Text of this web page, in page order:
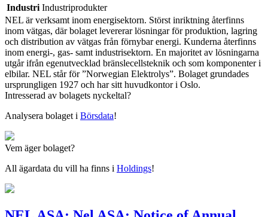
Industri Industriprodukter
NEL är verksamt inom energisektorn. Störst inriktning återfinns
inom vätgas, där bolaget levererar lösningar för produktion, lagring
och distribution av vätgas från förnybar energi. Kunderna återfinns
inom energi-, gas- samt industrisektorn. En majoritet av lösningarna
utgår ifrån egenutvecklad bränslecellsteknik och som komponenter i
elbilar. NEL står för ”Norwegian Elektrolys”. Bolaget grundades
ursprungligen 1927 och har sitt huvudkontor i Oslo.
Intresserad av bolagets nyckeltal?
Analysera bolaget i Börsdata!
Vem äger bolaget?
All ägardata du vill ha finns i Holdings!